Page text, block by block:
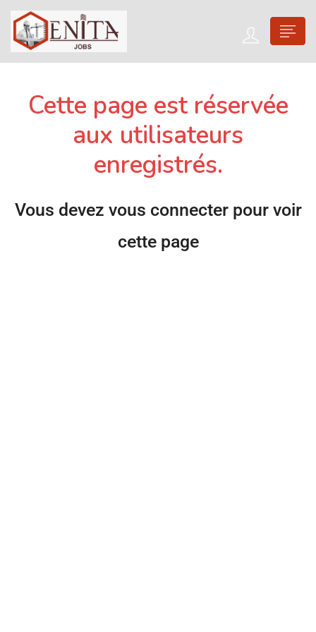
Cette page est réservée
aux utilisateurs
enregistrés.
Vous devez vous connecter pour voir
cette page